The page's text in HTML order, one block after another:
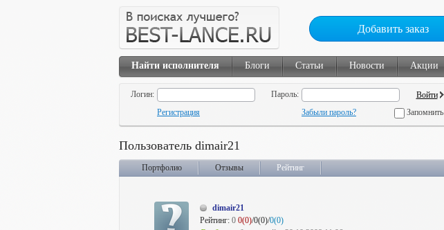
Добавить заказ
Найти исполнителя Блоги Статьи Новости Акции
Логин:
Пароль:
Регистрация
Забыли пароль? Запомнить
Пользователь dimair21
Портфолио Отзывы Рейтинг
dimair21
Рейтинг: 0 0(0)/0(0)/0(0)